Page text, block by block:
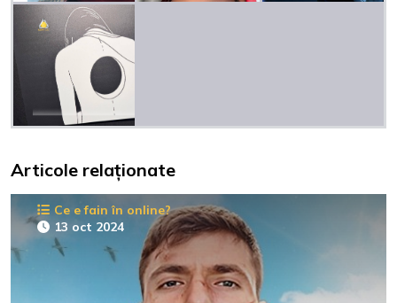
Articole relaționate
Ce e fain în online?
13 oct 2024